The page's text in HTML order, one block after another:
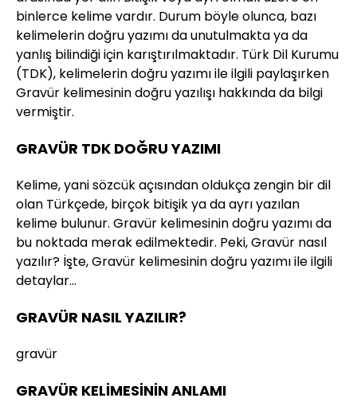
binlerce kelime vardır. Durum böyle olunca, bazı
kelimelerin doğru yazımı da unutulmakta ya da
yanlış bilindiği için karıştırılmaktadır. Türk Dil Kurumu
(TDK), kelimelerin doğru yazımı ile ilgili paylaşırken
Gravür kelimesinin doğru yazılışı hakkında da bilgi
vermiştir.
GRAVÜR TDK DOĞRU YAZIMI
Kelime, yani sözcük açısından oldukça zengin bir dil
olan Türkçede, birçok bitişik ya da ayrı yazılan
kelime bulunur. Gravür kelimesinin doğru yazımı da
bu noktada merak edilmektedir. Peki, Gravür nasıl
yazılır? İşte, Gravür kelimesinin doğru yazımı ile ilgili
detaylar…
GRAVÜR NASIL YAZILIR?
gravür
GRAVÜR KELİMESİNİN ANLAMI